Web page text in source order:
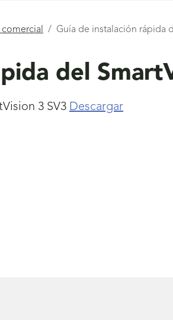
Guía de instalación rápida
del
3 SV3 Descargar